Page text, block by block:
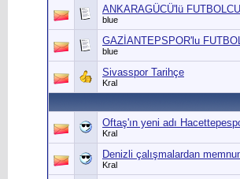
ANKARAGÜCÜ'lü
blue
GAZİANTEPSPOR'lu
blue
Sivasspor Tarihçe
Kral
Oftaş'ın yeni adı
Kral
Denizli çalışmalardan
Kral